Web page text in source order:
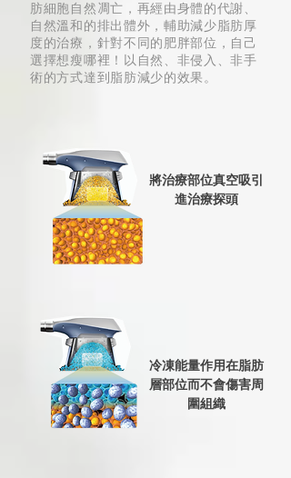
肪細胞自然凋亡，再經由身體的代謝、
自然溫和的排出體外，輔助減少脂肪厚
度的治療，針對不同的肥胖部位，自己
選擇想瘦哪裡！以自然、非侵入、非手
術的方式達到脂肪減少的效果。
將治療部位真空吸引
​進治療探頭
冷凍能量作用在脂肪
層部位而不會傷害周
圍組織